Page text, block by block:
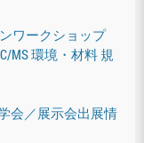
ンワークショップ
MS 環境・材料 規
会／展示会出展情